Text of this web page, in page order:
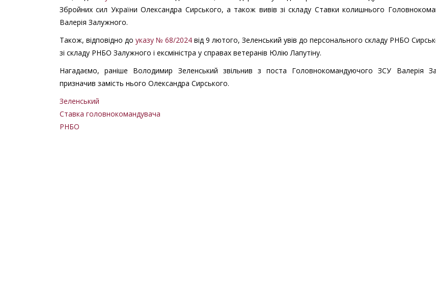
Збройних сил України Олександра Сирського, а також вивів зі складу Ставки колишнього
Валерія Залужного.
Також, відповідно до указу № 68/2024 від 9 лютого, Зеленський увів до персонального складу РНБО
зі складу РНБО Залужного і ексміністра у справах ветеранів Юлію Лапутіну.
Нагадаємо, раніше Володимир Зеленський звільнив з поста Головнокомандуючого ЗСУ Валерія
призначив замість нього Олександра Сирського.
Зеленський
Ставка головнокомандувача
РНБО